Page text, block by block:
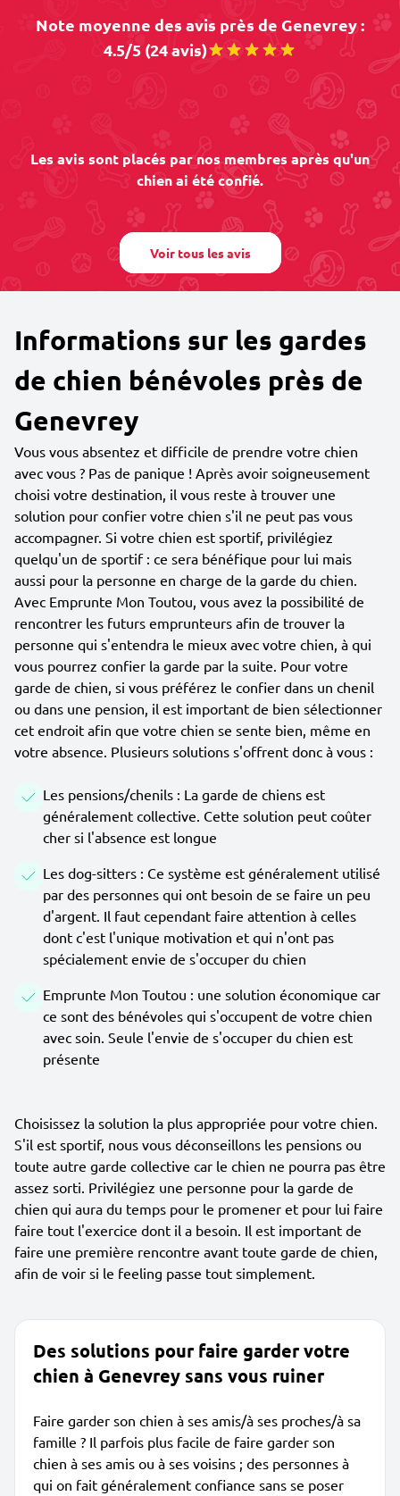
Note moyenne des avis près de Genevrey :
4.5/5 (24 avis)
Les avis sont placés par nos membres après qu'un
chien ai été confié.
Voir tous les avis
Informations sur les gardes
de chien bénévoles près de
Genevrey
Vous vous absentez et difficile de prendre votre chien
avec vous ? Pas de panique ! Après avoir soigneusement
choisi votre destination, il vous reste à trouver une
solution pour confier votre chien s'il ne peut pas vous
accompagner. Si votre chien est sportif, privilégiez
quelqu'un de sportif : ce sera bénéfique pour lui mais
aussi pour la personne en charge de la garde du chien.
Avec Emprunte Mon Toutou, vous avez la possibilité de
rencontrer les futurs emprunteurs afin de trouver la
personne qui s'entendra le mieux avec votre chien, à qui
vous pourrez confier la garde par la suite. Pour votre
garde de chien, si vous préférez le confier dans un chenil
ou dans une pension, il est important de bien sélectionner
cet endroit afin que votre chien se sente bien, même en
votre absence. Plusieurs solutions s'offrent donc à vous :
Les pensions/chenils : La garde de chiens est
généralement collective. Cette solution peut coûter
cher si l'absence est longue
Les dog-sitters : Ce système est généralement utilisé
par des personnes qui ont besoin de se faire un peu
d'argent. Il faut cependant faire attention à celles
dont c'est l'unique motivation et qui n'ont pas
spécialement envie de s'occuper du chien
Emprunte Mon Toutou : une solution économique car
ce sont des bénévoles qui s'occupent de votre chien
avec soin. Seule l'envie de s'occuper du chien est
présente
Choisissez la solution la plus appropriée pour votre chien.
S'il est sportif, nous vous déconseillons les pensions ou
toute autre garde collective car le chien ne pourra pas être
assez sorti. Privilégiez une personne pour la garde de
chien qui aura du temps pour le promener et pour lui faire
faire tout l'exercice dont il a besoin. Il est important de
faire une première rencontre avant toute garde de chien,
afin de voir si le feeling passe tout simplement.
Des solutions pour faire garder votre
chien à Genevrey sans vous ruiner
Faire garder son chien à ses amis/à ses proches/à sa
famille ? Il parfois plus facile de faire garder son
chien à ses amis ou à ses voisins ; des personnes à
qui on fait généralement confiance sans se poser